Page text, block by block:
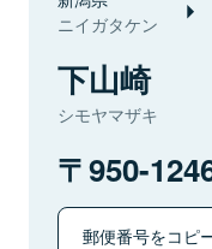
ニイガタケン
下山崎
シモヤマザキ
950-
郵便番号をコピ